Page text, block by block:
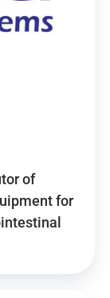
of
for